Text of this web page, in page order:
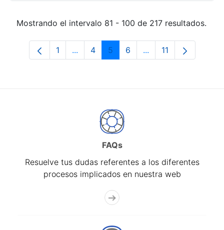
Mostrando el intervalo 81 - 100 de 217 resultados.
Página
1 ...Páginas intermedias Use TAB para
Página
4 Página
5 Página
6 ...PáginasPágina
11
FAQs
Resuelve tus dudas referentes a los diferentes
procesos implicados en nuestra web